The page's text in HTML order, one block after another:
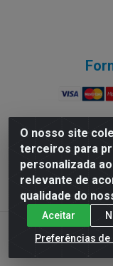
O nosso site
terceiros para
personalizada
relevante de
qualidade do
Aceitar
Preferências de
Rymo Imagem e
Av. Ajuricaba,
69065-